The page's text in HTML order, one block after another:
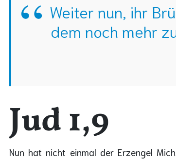
Weiter nun, ihr
dem noch mehr
Jud 1,9
Nun hat nicht einmal der Erzengel